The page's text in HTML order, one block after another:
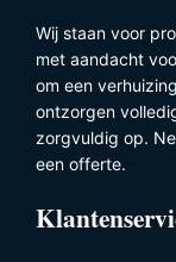
Wij staan voor
met aandacht
om een
ontzorgen
zorgvuldig op.
een offerte.